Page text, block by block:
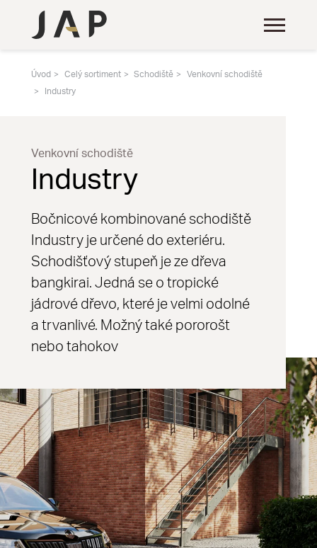
Úvod Celý sortiment Schodiště
Venkovní schodiště
Industry
Venkovní schodiště
Industry
Bočnicové kombinované schodiště
Industry je určené do exteriéru.
Schodišťový stupeň je ze dřeva
bangkirai. Jedná se o tropické
jádrové dřevo, které je velmi odolné
a trvanlivé. Možný také pororošt
nebo tahokov